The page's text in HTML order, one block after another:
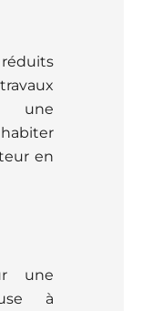
réduits
une
en
une
à